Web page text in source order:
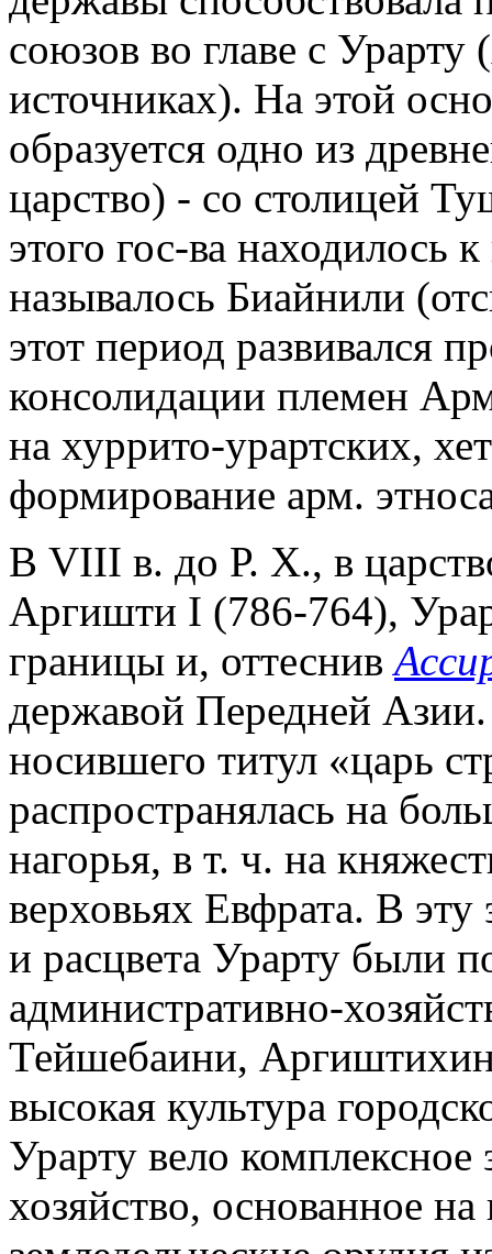
союзов во главе с Урарту
источниках). На этой
образуется одно из
царство) - со столицей
этого гос-ва находилось
называлось Биайнили
этот период развивался
консолидации племен
на хуррито-урартских,
формирование арм.
В VIII в. до Р. Х., в
Аргишти I (786-764),
границы и, оттеснив
державой Передней
носившего титул «царь
распространялась на
нагорья, в т. ч. на
верховьях Евфрата. В
и расцвета Урарту были
административно-
Тейшебаини,
высокая культура
Урарту вело комплексное
хозяйство, основанное